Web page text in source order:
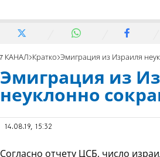
7 КАНАЛ Кратко Эмиграция из Израиля
Эмиграция из
неуклонно
14.08.19, 15:32
Согласно отчету ЦСБ, число